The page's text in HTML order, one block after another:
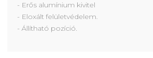
- Erős alumínium kivitel
- Eloxált felületvédelem.
- Állítható pozíció.